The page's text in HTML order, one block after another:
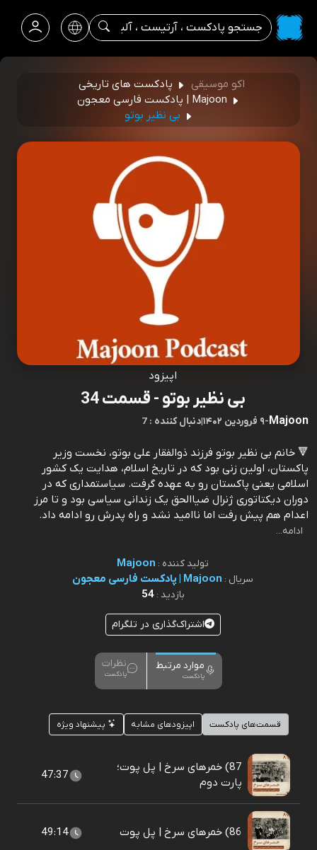
اکو موسیقی
پادکست های تاریخی
Majoon | پادکست فارسی معجون
بی نظیر بوتو
اپیزود
بی نظیر بوتو - قسمت 34
Majoon
-۹ فروردین ۱۴۰۲ |7 : دنبال کننده
🔻 خانم بی نظیر بوتو فرزند ذوالفقار علی بوتو، نخست وزیر
پاکستان، اولین زنی بود که در تاریخ اسلام، هدایت یک کشور
اسلامی یعنی پاکستان رو به عهده گرفت. سیاستمداری که در
دوران دیکتاتوری ژنرال ضیاالحق یک زندانی سیاسی بود و تا مرز
اعدام هم پیش رفت اما ناامید نشد و راه پدرش رو ادامه داد.
ادامه...
تولید کننده : Majoon
سریال : Majoon | پادکست فارسی معجون
بازدید :54
اشتراک‌گذاری در تلگرام
موارد مرتبط
پادکست
نظرات
پادکست
قسمت‌های پادکست اپیزودهای مشابه پیشنهاد ویژه
87) خمرهای سرخ | پل پوت؛
پارت دوم
47:37
86) خمرهای سرخ | پل پوت 49:14